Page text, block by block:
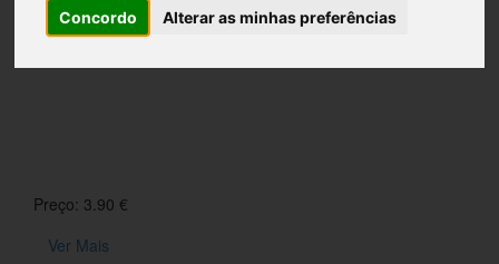
Concordo Alterar as minhas preferências
Coleira Para Gato Cor Sortida
Preço: 3.90 €
Ver Mais